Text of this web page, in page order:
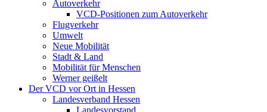
Autoverkehr
VCD-Positionen zum Autoverkehr
Flugverkehr
Umwelt
Neue Mobilität
Stadt & Land
Mobilität für Menschen
Werner geißelt
Der VCD vor Ort in Hessen
Landesverband Hessen
Landesvorstand